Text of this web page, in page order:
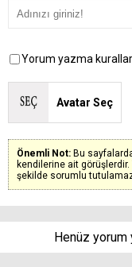
Yorum yazma
Avatar Seç
Önemli Not: Bu
kendilerine ait
şekilde sorumlu
Henüz yorum